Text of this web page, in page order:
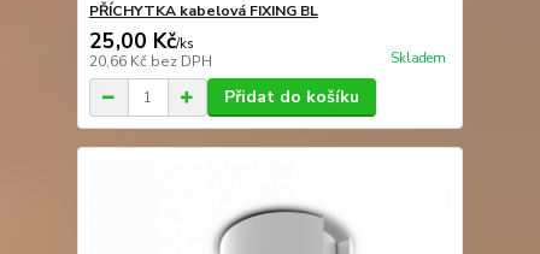
PŘÍCHYTKA kabelová FIXING BL
25,00 Kč/ks
20,66 Kč bez DPH Skladem
Přidat do košíku